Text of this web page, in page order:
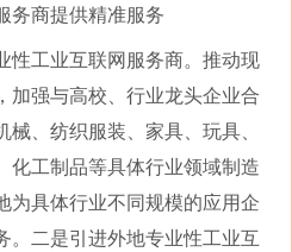
商提供精准服务
工业互联网服务商。推动现
加强与高校、行业龙头企业合
、纺织服装、家具、玩具、
化工制品等具体行业领域制造
为具体行业不同规模的应用企
。二是引进外地专业性工业互